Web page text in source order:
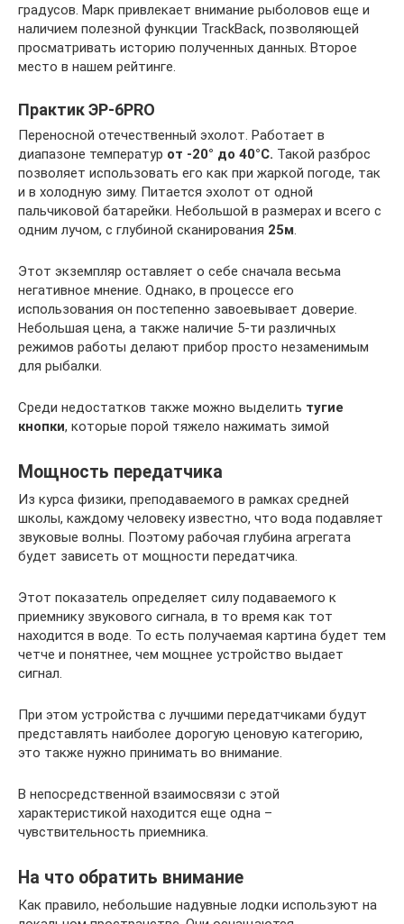
градусов. Марк привлекает внимание рыболовов еще и
наличием полезной функции TrackBack, позволяющей
просматривать историю полученных данных. Второе
место в нашем рейтинге.
Практик ЭР-6PRO
Переносной отечественный эхолот. Работает в
диапазоне температур от -20° до 40°С. Такой разброс
позволяет использовать его как при жаркой погоде, так
и в холодную зиму. Питается эхолот от одной
пальчиковой батарейки. Небольшой в размерах и всего с
одним лучом, с глубиной сканирования 25м
Этот экземпляр оставляет о себе сначала весьма
негативное мнение. Однако, в процессе его
использования он постепенно завоевывает доверие.
Небольшая цена, а также наличие 5-ти различных
режимов работы делают прибор просто незаменимым
для рыбалки.
Среди недостатков также можно выделить тугие
кнопки, которые порой тяжело нажимать зимой
Мощность передатчика
Из курса физики, преподаваемого в рамках средней
школы, каждому человеку известно, что вода подавляет
звуковые волны. Поэтому рабочая глубина агрегата
будет зависеть от мощности передатчика.
Этот показатель определяет силу подаваемого к
приемнику звукового сигнала, в то время как тот
находится в воде. То есть получаемая картина будет тем
четче и понятнее, чем мощнее устройство выдает
сигнал.
При этом устройства с лучшими передатчиками будут
представлять наиболее дорогую ценовую категорию,
это также нужно принимать во внимание.
В непосредственной взаимосвязи с этой
характеристикой находится еще одна –
чувствительность приемника.
На что обратить внимание
Как правило, небольшие надувные лодки используют на